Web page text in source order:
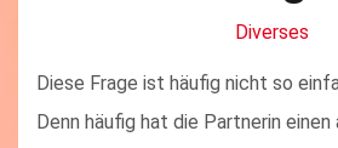
Diverses
Diese Frage ist häufig nicht so
Denn häufig hat die Partnerin einen